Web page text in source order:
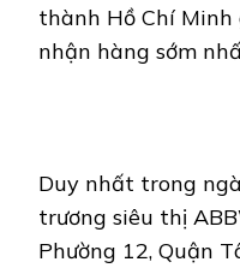
thành Hồ Chí
nhận hàng sớm
Duy nhất trong
trương siêu thị
Phường 12, Quận